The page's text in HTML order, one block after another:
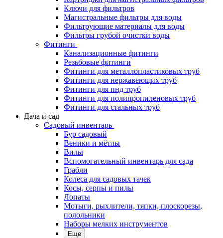
Ключи для фильтров
Магистральные фильтры для воды
Фильтрующие материалы для воды
Фильтры грубой очистки воды
Фитинги
Канализационные фитинги
Резьбовые фитинги
Фитинги для металлопластиковых труб
Фитинги для нержавеющих труб
Фитинги для пнд труб
Фитинги для полипропиленовых труб
Фитинги для стальных труб
Дача и сад
Садовый инвентарь
Бур садовый
Веники и мётлы
Вилы
Вспомогательный инвентарь для сада
Грабли
Колеса для садовых тачек
Косы, серпы и пилы
Лопаты
Мотыги, рыхлители, тяпки, плоскорезы,
полольники
Наборы мелких инструментов
Еще